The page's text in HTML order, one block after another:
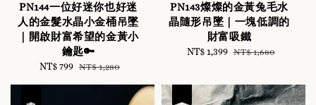
PN144一位好迷你也好迷
人的金髮水晶小金桶吊墜
｜開啟財富希望的金黃小
鑰匙🔑
Sale
NT$ 799 Regular
NT$ 1,280
PN143燦燦的金黃兔毛水
晶隨形吊墜｜一塊低調的
財富吸鐵
Sale
NT$ 1,399 Regular
NT$ 1,680